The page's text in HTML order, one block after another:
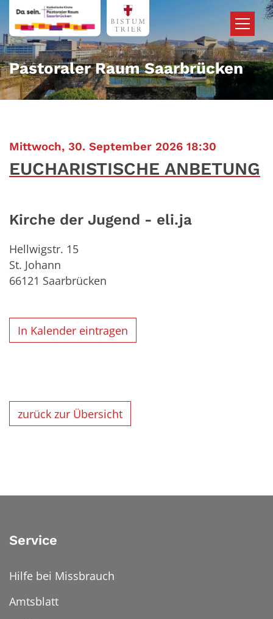
Zum Inhalt springen
Pastoraler Raum Saarbrücken
Mittwoch, 30. September 2026 18:30
EUCHARISTISCHE ANBETUNG
Kirche der Jugend - eli.ja
Hellwigstr. 15
St. Johann
66121 Saarbrücken
In Kalender eintragen
zurück zur Übersicht
Service
Hilfe bei Missbrauch
Amtsblatt